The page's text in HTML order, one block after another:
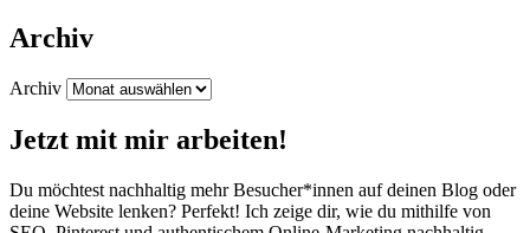
Archiv
Archiv
Jetzt mit mir arbeiten!
Du möchtest nachhaltig mehr Besucher*innen auf deinen Blog oder
deine Website lenken? Perfekt! Ich zeige dir, wie du mithilfe von